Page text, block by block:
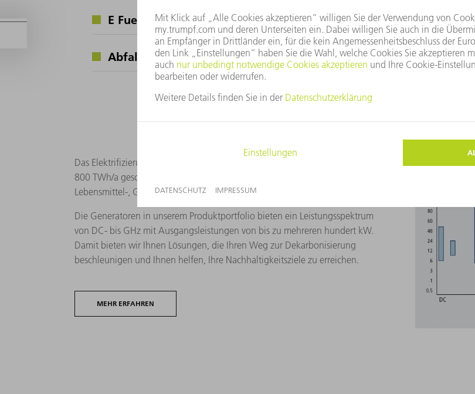
E Fuels (Power to X) LoHc
Abfallverwertung CO2-
Das Elektrifizierungspotenzial der europäischen Industriesektoren wird auf ca.
800 TWh/a geschätzt. Der größte Anteil entfällt auf die Chemie-, Papier-,
Lebensmittel-, Glas- und Keramikindustrie.
Die Generatoren in unserem Produktportfolio bieten ein Leistungsspektrum
von DC- bis GHz mit Ausgangsleistungen von bis zu mehreren hundert kW.
Damit bieten wir Ihnen Lösungen, die Ihren Weg zur Dekarbonisierung
beschleunigen und Ihnen helfen, Ihre Nachhaltigkeitsziele zu erreichen.
MEHR ERFAHREN